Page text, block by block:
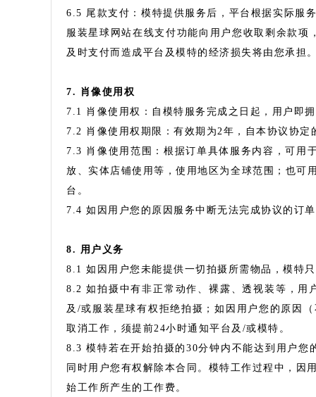
6.5 尾款支付：模特提供服务后，平台根据实际服
服装星球网站在线支付功能向用户您收取剩余款
及时支付而造成平台及模特的经济损失将由您承担
7. 肖像使用权
7.1 肖像使用权：自模特服务完成之日起，用户即
7.2 肖像使用权期限：有效期为2年，自本协议协定
7.3 肖像使用范围：根据订单具体服务内容，可用
放、实体店铺使用等，使用地区为全球范围；也可
台。
7.4 如因用户您的原因服务中断无法完成协议的订
8. 用户义务
8.1 如因用户您未能提供一切拍摄所需物品，模特
8.2 如拍摄中有非正常动作、裸露、透视装等，
及/或服装星球有权拒绝拍摄；如因用户您的原因
取消工作，须提前24小时通知平台及/或模特。
8.3 模特若在开始拍摄的30分钟内不能达到用户
同时用户您有权解除本合同。模特工作过程中，因
始工作所产生的工作费。